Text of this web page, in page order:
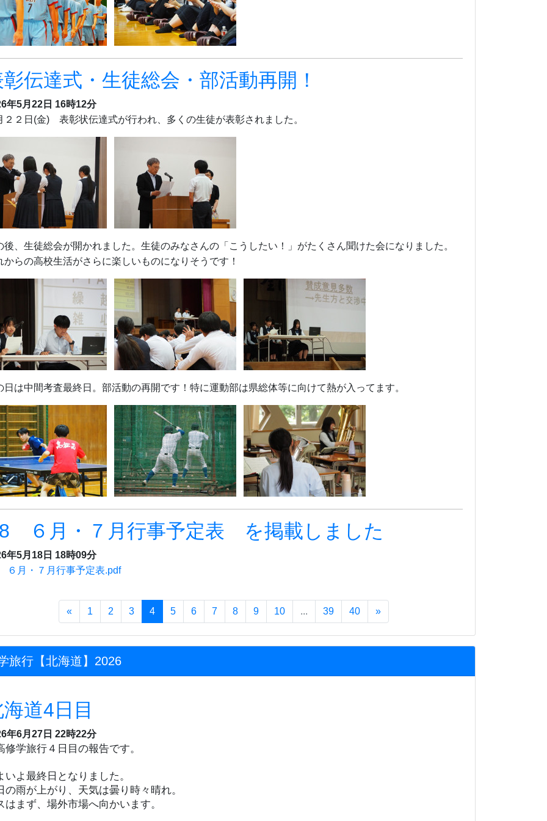
伝達式・生徒総会・部活動再開！
年5月22日 16時12分
２２日(金) 表彰状伝達式が行われ、多くの生徒が表彰されました。
後、生徒総会が開かれました。生徒のみなさんの「こうしたい！」がたくさん聞けた会になりました。
からの高校生活がさらに楽しいものになりそうです！
日は中間考査最終日。部活動の再開です！特に運動部は県総体等に向けて熱が入ってます。
６月・７月行事予定表 を掲載しました
年5月18日 18時09分
月・７月行事予定表.pdf
« 1 2 3 4 5 6 7 8 9 10 ... 39 40 »
旅行【北海道】2026
道4日目
年6月27日 22時22分
修学旅行４日目の報告です。
いよ最終日となりました。
の雨が上がり、天気は曇り時々晴れ。
はまず、場外市場へ向かいます。